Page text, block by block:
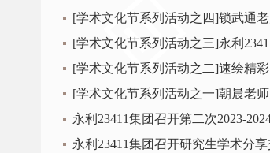
[学术文化节系列活动之四]锁武通
[学术文化节系列活动之三]永利
[学术文化节系列活动之二]速绘精
[学术文化节系列活动之一]朝晨老
永利23411集团召开第二次2023-
永利23411集团召开研究生学术分